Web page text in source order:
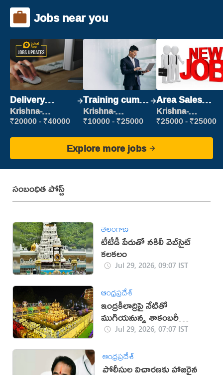
Jobs near you
Delivery
Executive
Krishna-
vijayawada
₹20000 - ₹40000
Training cum
Placement
Krishna-
vijayawada
₹10000 - ₹25000
Area Sales
Manager (Field
Sales)
Krishna-
vijayawada
₹25000 - ₹25000
Explore more jobs
సంబంధిత పోస్ట్
తెలంగాణ
టీటీడీ పేరుతో నకిలీ వెబ్‌సైట్
కలకలం
Jul 29, 2026, 09:07 IST
ఆంధ్రప్రదేశ్
ఇంద్రకీలాద్రిపై నేటితో
ముగియనున్న శాకంబరీ
ఉత్సవాలు
Jul 29, 2026, 07:07 IST
ఆంధ్రప్రదేశ్
పోలీసుల విచారణకు హాజరైన